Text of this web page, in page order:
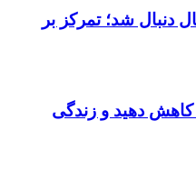
دنبال شد؛ تمرکز بر
کاهش دهید و زندگی